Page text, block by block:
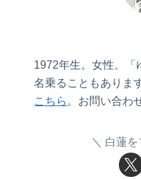
1972年生。女性。「
名乗ることもありま
こちら。お問い合わ
白蓮を